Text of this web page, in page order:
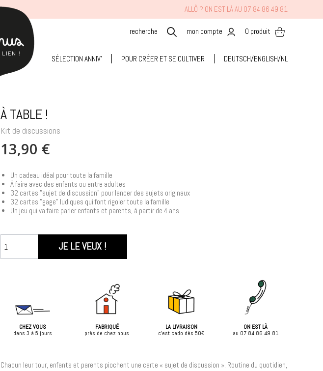
ALLÔ ? ON EST LÀ AU 07 84 86 49 81
mon compte 0 produit
DEUTSCH/ENGLISH/NL
POUR CRÉER ET SE CULTIVER
SÉLECTION ANNIV'
À TABLE !
Kit de discussions
13,90 €
Un cadeau idéal pour toute la famille
À faire avec des enfants ou entre adultes
32 cartes "sujet de discussion" pour lancer des sujets originaux
32 cartes "gage" ludiques qui font rigoler toute la famille
Un jeu qui va faire parler enfants et parents, à partir de 4 ans
JE LE VEUX !
CHEZ VOUS
dans 3 à 5 jours
FABRIQUÉ
près de chez nous
LA LIVRAISON
c'est cado dès 50€
ON EST LÀ
au 07 84 86 49 81
Chacun leur tour, enfants et parents piochent une carte « sujet de discussion ». Routine du quotidien,